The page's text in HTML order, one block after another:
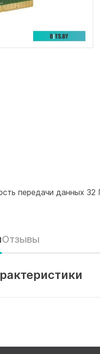
передачи данных 32
Отзывы